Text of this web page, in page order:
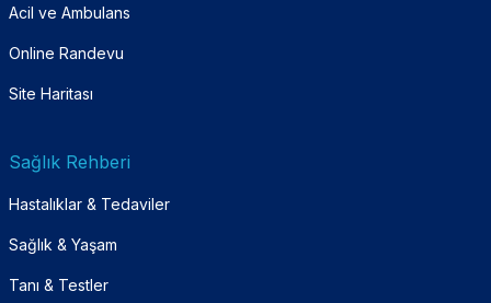
Acil ve Ambulans
Online Randevu
Site Haritası
Sağlık Rehberi
Hastalıklar & Tedaviler
Sağlık & Yaşam
Tanı & Testler